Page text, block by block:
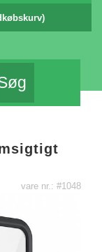
vare nr.: #1048